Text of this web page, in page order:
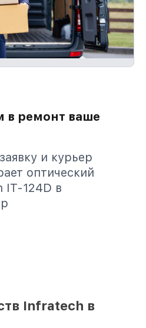
ремонт ваше
и курьер
оптический
IT-124D в
Infratech в